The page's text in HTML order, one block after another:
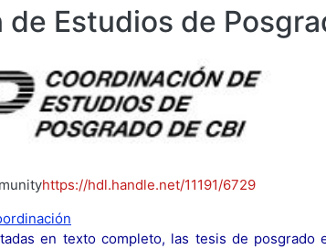
Estudios de
https://hdl.handle.net/11191/6729
en texto completo, las tesis de